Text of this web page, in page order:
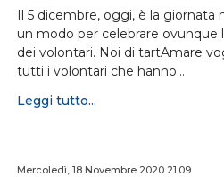
Il 5 dicembre, oggi, è la giornata
un modo per celebrare ovunque
dei volontari. Noi di tartAmare
tutti i volontari che hanno…
Leggi tutto...
Mercoledì, 18 Novembre 2020 21:09